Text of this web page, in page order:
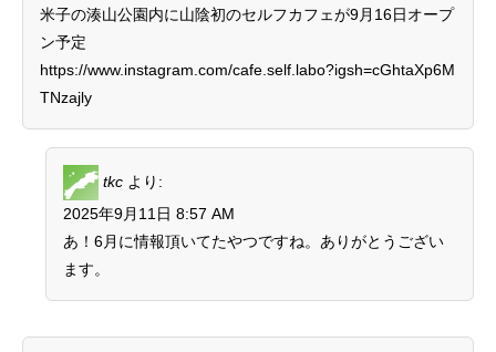
米子の湊山公園内に山陰初のセルフカフェが9月16日オープ
ン予定
https://www.instagram.com/cafe.self.labo?igsh=cGhtaXp6M
TNzajly
tkc より:
2025年9月11日 8:57 AM
あ！6月に情報頂いてたやつですね。ありがとうござい
ます。